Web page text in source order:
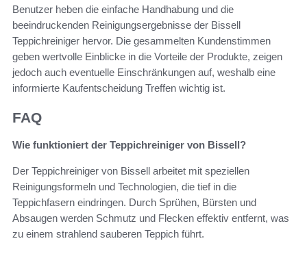
Benutzer heben die einfache Handhabung und die
beeindruckenden Reinigungsergebnisse der Bissell
Teppichreiniger hervor. Die gesammelten Kundenstimmen
geben wertvolle Einblicke in die Vorteile der Produkte, zeigen
jedoch auch eventuelle Einschränkungen auf, weshalb eine
informierte Kaufentscheidung Treffen wichtig ist.
FAQ
Wie funktioniert der Teppichreiniger von Bissell?
Der Teppichreiniger von Bissell arbeitet mit speziellen
Reinigungsformeln und Technologien, die tief in die
Teppichfasern eindringen. Durch Sprühen, Bürsten und
Absaugen werden Schmutz und Flecken effektiv entfernt, was
zu einem strahlend sauberen Teppich führt.